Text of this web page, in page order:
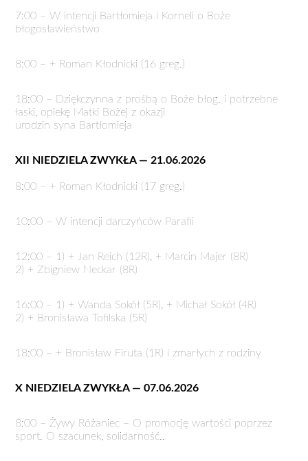
7:00 – W intencji Bartłomieja i Korneli o Boże
błogosławieństwo
8:00 – + Roman Kłodnicki (16 greg.)
18:00 – Dziękczynna z prośbą o Boże błog. i potrzebne
łaski, opiekę Matki Bożej z okazji
urodzin syna Bartłomieja
XII NIEDZIELA ZWYKŁA — 21.06.2026
8:00 – + Roman Kłodnicki (17 greg.)
10:00 – W intencji darczyńców Parafii
12:00 – 1) + Jan Reich (12R), + Marcin Majer (8R)
2) + Zbigniew Neckar (8R)
16:00 – 1) + Wanda Sokół (5R), + Michał Sokół (4R)
2) + Bronisława Tofilska (5R)
18:00 – + Bronisław Firuta (1R) i zmarłych z rodziny
X NIEDZIELA ZWYKŁA — 07.06.2026
8:00 – Żywy Różaniec – O promocję wartości poprzez
sport. O szacunek, solidarność..